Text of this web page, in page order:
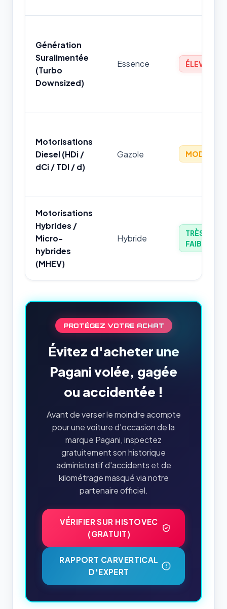
Génération
Suralimentée
(Turbo
Downsized)
Essence ÉLEVÉ
Motorisations
Diesel (HDi /
dCi / TDI / d)
Gazole MODÉRÉ
Motorisations
Hybrides /
Micro-
hybrides
(MHEV)
Hybride
TRÈS
FAIBLE
PROTÉGEZ VOTRE ACHAT
Évitez d'acheter une
Pagani volée, gagée
ou accidentée !
Avant de verser le moindre acompte
pour une voiture d'occasion de la
marque Pagani, inspectez
gratuitement son historique
administratif d'accidents et de
kilométrage masqué via notre
partenaire officiel.
VÉRIFIER SUR HISTOVEC
(GRATUIT)
RAPPORT CARVERTICAL
D'EXPERT